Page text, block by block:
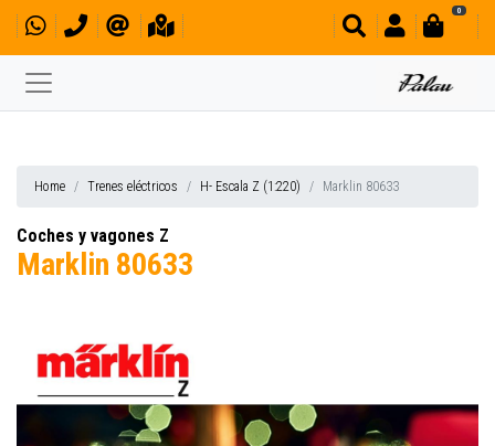
0
Home Trenes eléctricos H- Escala Z (1:220) Marklin 80633
Coches y vagones Z
Marklin 80633